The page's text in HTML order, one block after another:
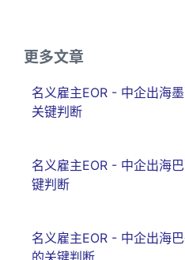
更多文章
名义雇主EOR - 中企出海
关键判断
名义雇主EOR - 中企出海
键判断
名义雇主EOR - 中企出海
的关键判断